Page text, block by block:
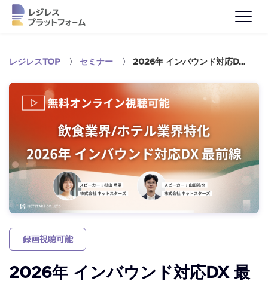
レジレスTOP 〉 セミナー 〉 2026年 インバウンド対応D…
録画視聴可能
2026年 インバウンド対応DX 最